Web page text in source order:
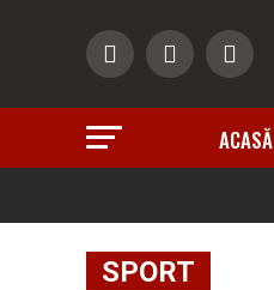
ACASĂ
SPORT